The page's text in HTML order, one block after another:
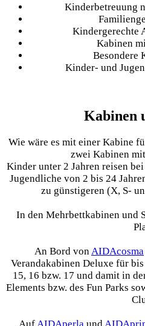
Kinderbetreuung
Kindergerechte
Kabinen
Besondere
Kinder- und
Kabinen
Wie wäre es mit einer Kabine
zwei Kabinen
Kinder unter 2 Jahren reisen
Jugendliche von 2 bis 24
zu günstigeren (X, S-
In den Mehrbettkabinen und
An Bord von AIDAcosma
Verandakabinen Deluxe für
15, 16 bzw. 17 und damit in
Elements bzw. des Fun Parks
Auf AIDAperla und